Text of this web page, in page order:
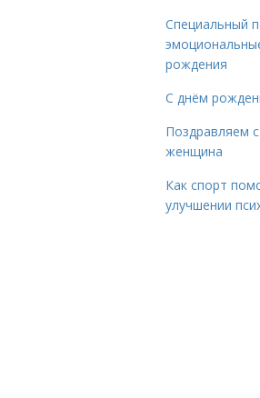
Специальный
рождения
С днём
Поздравляем
женщина
Как спорт
улучшении